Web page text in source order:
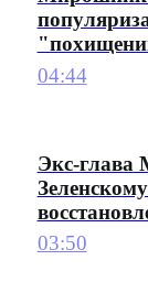
04:44
Экс-
03:50